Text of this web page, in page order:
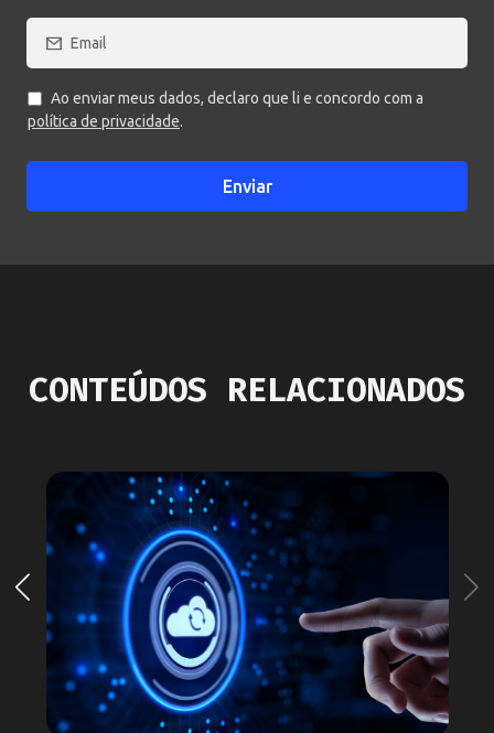
Ao enviar meus dados, declaro que li e concordo com a
política de privacidade.
Enviar
CONTEÚDOS RELACIONADOS